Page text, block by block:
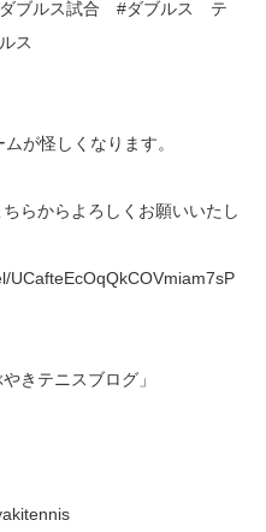
ブルス試合 #ダブルス テ
ス
が怪しくなります。
らからよろしくお願いいたし
UCafteEcOqQkCOVmiam7sP
きテニスブログ」